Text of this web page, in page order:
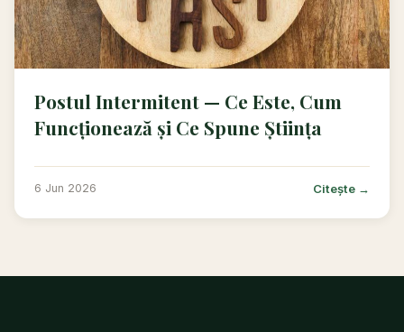
Postul Intermitent — Ce Este, Cum
Funcționează și Ce Spune Știința
6 Jun 2026 Citește →